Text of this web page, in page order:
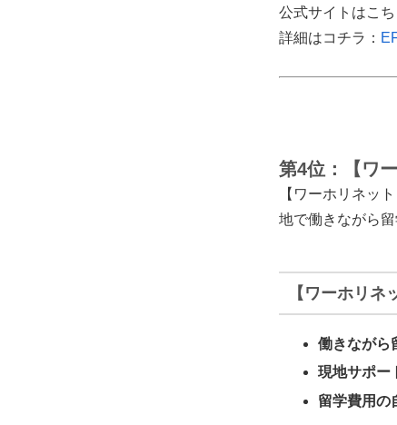
公式サイトはこち
詳細はコチラ：
第4位：【ワ
【ワーホリネッ
地で働きながら
【ワーホリネ
働きながら
現地サポー
留学費用の